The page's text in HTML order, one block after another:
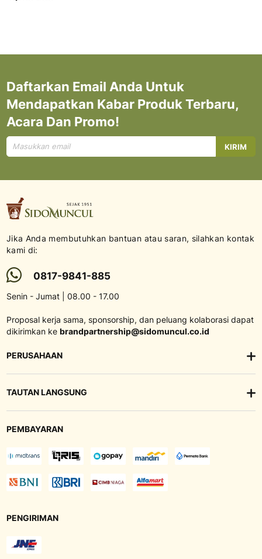
Daftarkan Email Anda Untuk
Mendapatkan Kabar Produk Terbaru,
Acara Dan Promo!
Mendaftar
untuk
KIRIM
Jika Anda membutuhkan bantuan atau saran, silahkan kontak
kami di:
0817-9841-885
Senin - Jumat | 08.00 - 17.00
Proposal kerja sama, sponsorship, dan peluang kolaborasi dapat
dikirimkan ke brandpartnership@sidomuncul.co.id
PERUSAHAAN
TAUTAN LANGSUNG
PEMBAYARAN
PENGIRIMAN